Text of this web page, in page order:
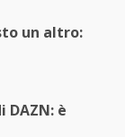
un altro:
DAZN: è